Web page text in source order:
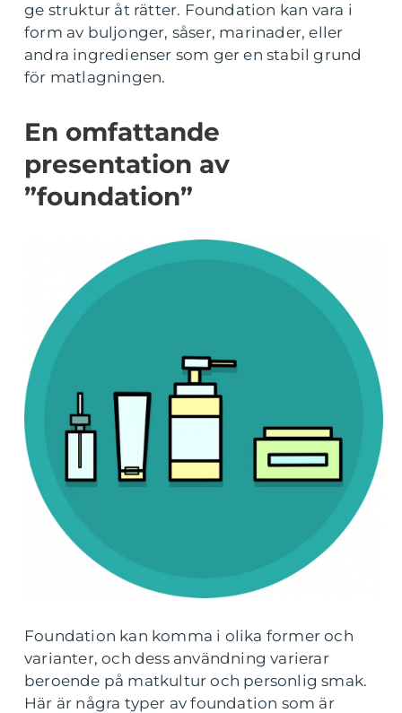
ge struktur åt rätter. Foundation kan vara i
form av buljonger, såser, marinader, eller
andra ingredienser som ger en stabil grund
för matlagningen.
En omfattande
presentation av
”foundation”
Foundation kan komma i olika former och
varianter, och dess användning varierar
beroende på matkultur och personlig smak.
Här är några typer av foundation som är